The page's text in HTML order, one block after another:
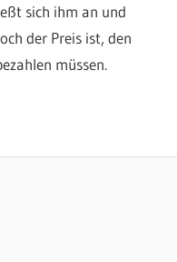
sich ihm an und
der Preis ist, den
müssen.